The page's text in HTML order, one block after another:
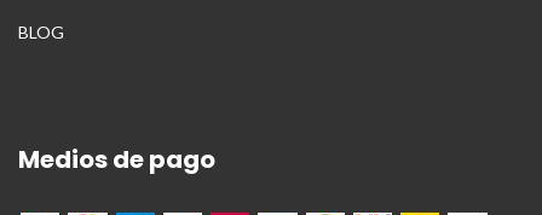
BLOG
Medios de pago